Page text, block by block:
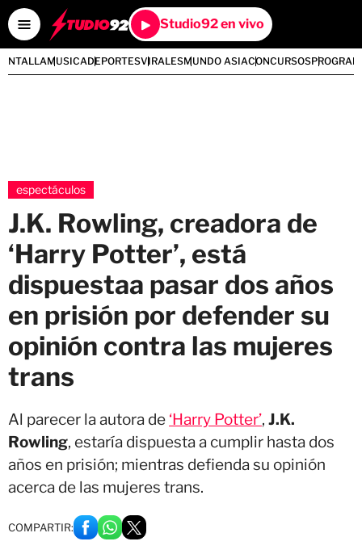
Studio92 en vivo
MUSICADEPORTESVIRALESMUNDO ASIACONCURSOS
espectáculos
J.K. Rowling, creadora de
‘Harry Potter’, está
dispuestaa pasar dos años
en prisión por defender su
opinión contra las mujeres
trans
Al parecer la autora de ‘Harry Potter’, J.K.
Rowling, estaría dispuesta a cumplir hasta dos
años en prisión; mientras defienda su opinión
acerca de las mujeres trans.
COMPARTIR: